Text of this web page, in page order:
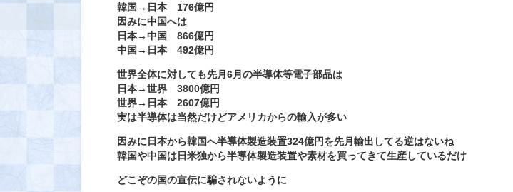
韓国→日本 176億円
因みに中国へは
日本→中国 866億円
中国→日本 492億円
世界全体に対しても先月6月の半導体等電子部品は
日本→世界 3800億円
世界→日本 2607億円
実は半導体は当然だけどアメリカからの輸入が多い
因みに日本から韓国へ半導体製造装置324億円を先月輸出してる逆はないね
韓国や中国は日米独から半導体製造装置や素材を買ってきて生産しているだけ
どこぞの国の宣伝に騙されないように